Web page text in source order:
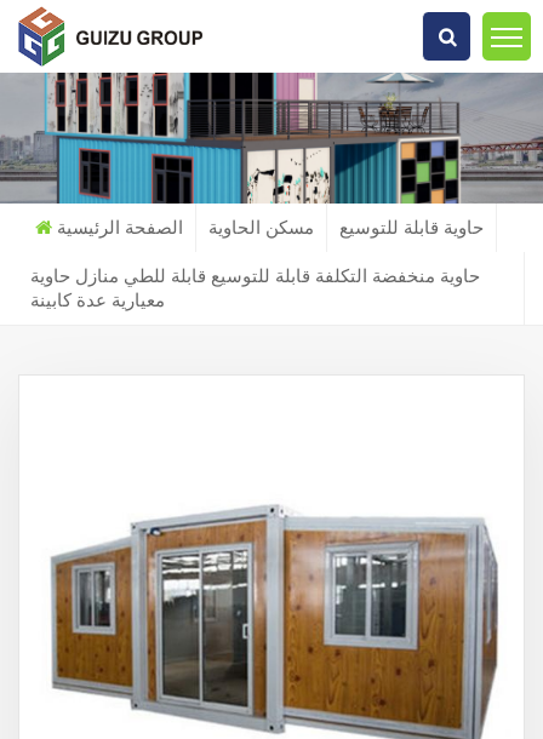
الصفحة الرئيسية مسكن الحاوية حاوية قابلة للتوسيع
حاوية منخفضة التكلفة قابلة للتوسيع قابلة للطي منازل حاوية
معيارية عدة كابينة